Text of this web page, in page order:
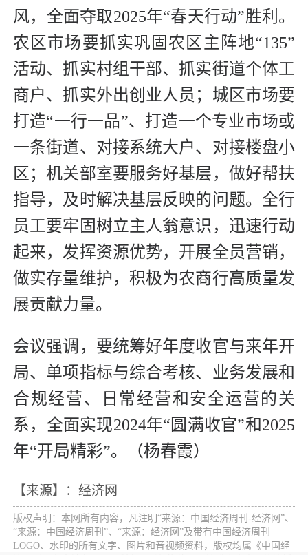
风，全面夺取2025年“春天行动”胜利。
农区市场要抓实巩固农区主阵地“135”
活动、抓实村组干部、抓实街道个体工
商户、抓实外出创业人员；城区市场要
打造“一行一品”、打造一个专业市场或
一条街道、对接系统大户、对接楼盘小
区；机关部室要服务好基层，做好帮扶
指导，及时解决基层反映的问题。全行
员工要牢固树立主人翁意识，迅速行动
起来，发挥资源优势，开展全员营销，
做实存量维护，积极为农商行高质量发
展贡献力量。
会议强调，要统筹好年度收官与来年开
局、单项指标与综合考核、业务发展和
合规经营、日常经营和安全运营的关
系，全面实现2024年“圆满收官”和2025
年“开局精彩”。（杨春霞）
【来源】：经济网
版权声明：本网所有内容，凡注明“来源：中国经济周刊-经济网”、
“来源：中国经济周刊”、“来源：经济网”及带有中国经济周刊
LOGO、水印的所有文字、图片和音视频资料，版权均属《中国经